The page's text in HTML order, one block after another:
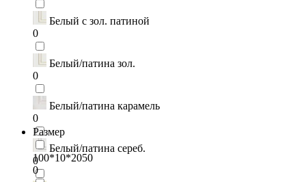
Белый с зол. патиной
0
Белый/патина зол.
0
Белый/патина карамель
0
Белый/патина сереб.
0
Размер
100*10*2050
0